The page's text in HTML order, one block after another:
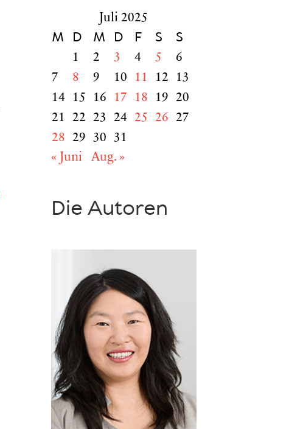
Juli 2025
M D M D F S S
1 2 3 4 5
6
7
8 9 10 11 12
13
14
15 16 17 18 19
20
21
22 23 24 25 26
27
28
29 30
31
« Juni
Aug. »
Die Autoren